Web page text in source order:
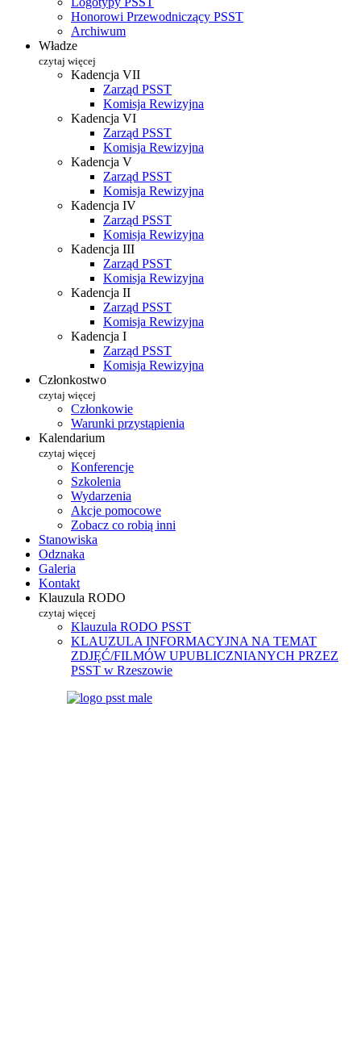
Honorowi Przewodniczący PSST
Archiwum
Władze
czytaj więcej
Kadencja VII
Zarząd PSST
Komisja Rewizyjna
Kadencja VI
Zarząd PSST
Komisja Rewizyjna
Kadencja V
Zarząd PSST
Komisja Rewizyjna
Kadencja IV
Zarząd PSST
Komisja Rewizyjna
Kadencja III
Zarząd PSST
Komisja Rewizyjna
Kadencja II
Zarząd PSST
Komisja Rewizyjna
Kadencja I
Zarząd PSST
Komisja Rewizyjna
Członkostwo
czytaj więcej
Członkowie
Warunki przystąpienia
Kalendarium
czytaj więcej
Konferencje
Szkolenia
Wydarzenia
Akcje pomocowe
Zobacz co robią inni
Stanowiska
Odznaka
Galeria
Kontakt
Klauzula RODO
czytaj więcej
Klauzula RODO PSST
KLAUZULA INFORMACYJNA NA TEMAT
ZDJĘĆ/FILMÓW UPUBLICZNIANYCH PRZEZ
PSST w Rzeszowie